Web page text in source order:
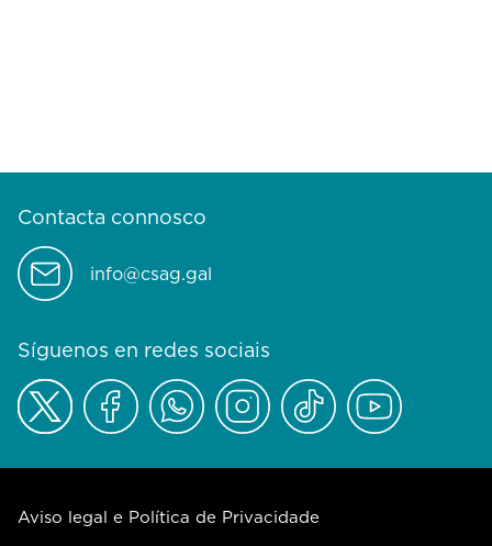
Contacta connosco
info@csag.gal
Síguenos en redes sociais
Aviso legal e Política de Privacidade